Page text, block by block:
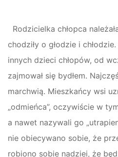
Rodzicielka chłopca
chodziły o głodzie i
innych dzieci chłopów, od
zajmował się bydłem.
marchwią. Mieszkańcy wsi
„odmieńca”, oczywiście w
a nawet nazywali go
nie obiecywano sobie, że
robiono sobie nadziei, że